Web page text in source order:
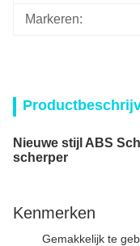
Markeren:
Nieuwe stijl ABS
scherper
Kenmerken
Gemakkelijk te